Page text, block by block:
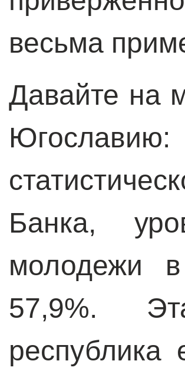
весьма
Давайте на
Банка,
молодежи
57,9%.